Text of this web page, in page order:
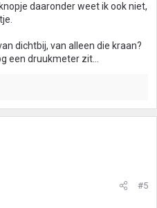
daaronder weet ik ook niet,
dichtbij, van alleen die kraan?
een druukmeter zit...
#5